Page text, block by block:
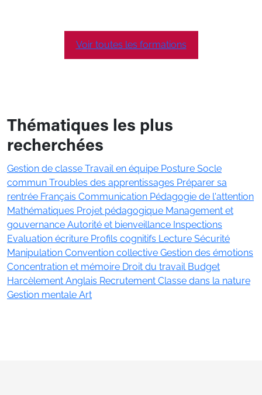
Voir toutes les formations
Thématiques les plus
recherchées
Gestion de classe Travail en équipe Posture Socle
commun Troubles des apprentissages Préparer sa
rentrée Français Communication Pédagogie de l'attention
Mathématiques Projet pédagogique Management et
gouvernance Autorité et bienveillance Inspections
Evaluation écriture Profils cognitifs Lecture Sécurité
Manipulation Convention collective Gestion des émotions
Concentration et mémoire Droit du travail Budget
Harcèlement Anglais Recrutement Classe dans la nature
Gestion mentale Art